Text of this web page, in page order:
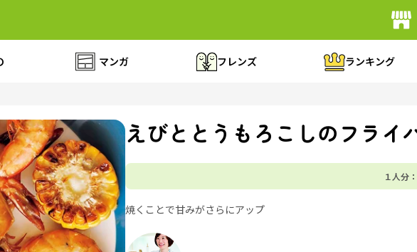
マンガ フレンズ ランキング
えびととうもろこしのフライ
１人分：
焼くことで甘みがさらにアップ